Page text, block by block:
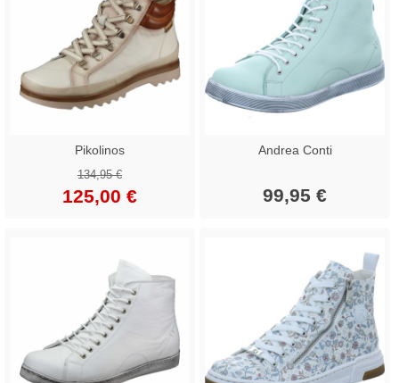
Pikolinos
134,95 €
125,00 €
Andrea Conti
99,95 €